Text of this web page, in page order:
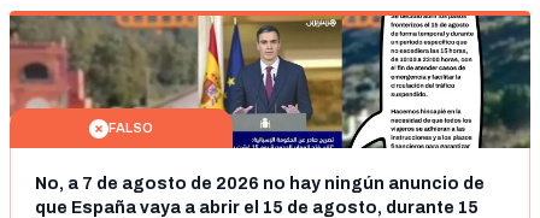
FALSO
No, a 7 de agosto de 2026 no hay ningún anuncio de
que España vaya a abrir el 15 de agosto, durante 15